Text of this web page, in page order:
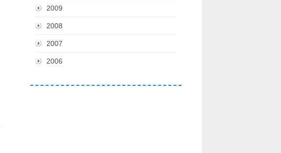
2009
2008
2007
2006